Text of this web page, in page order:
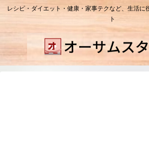
レシピ・ダイエット・健康・家事テクなど、生活に
ト